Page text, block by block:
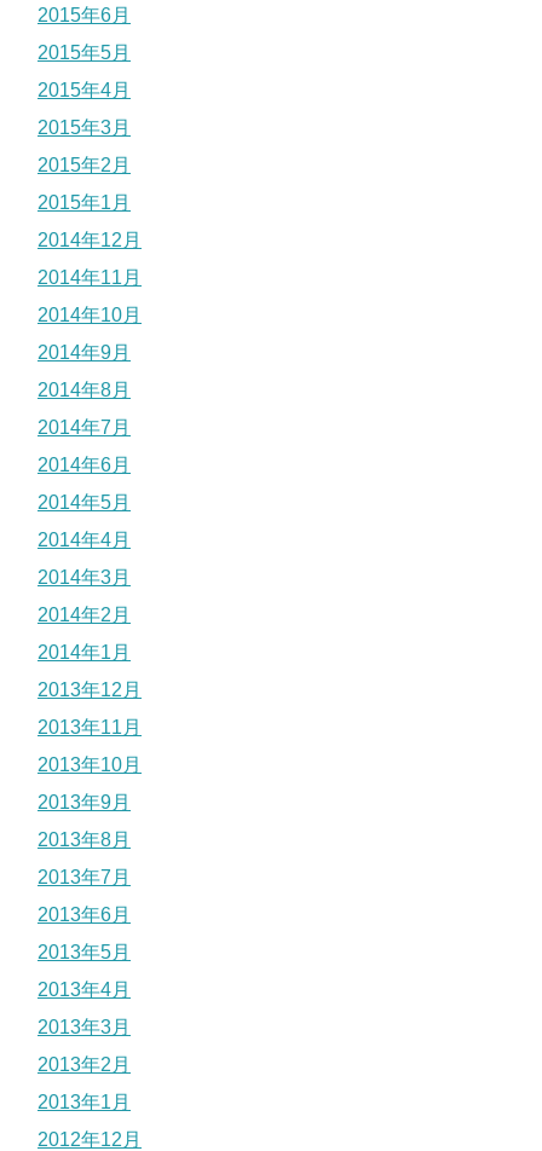
2015年6月
2015年5月
2015年4月
2015年3月
2015年2月
2015年1月
2014年12月
2014年11月
2014年10月
2014年9月
2014年8月
2014年7月
2014年6月
2014年5月
2014年4月
2014年3月
2014年2月
2014年1月
2013年12月
2013年11月
2013年10月
2013年9月
2013年8月
2013年7月
2013年6月
2013年5月
2013年4月
2013年3月
2013年2月
2013年1月
2012年12月